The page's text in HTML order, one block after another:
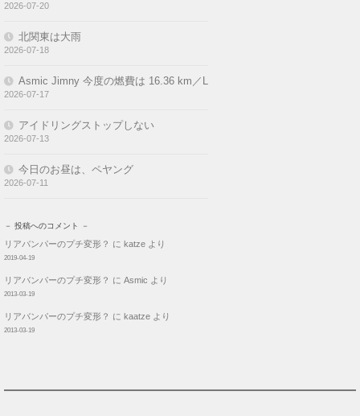
2026-07-20
北関東は大雨
2026-07-18
Asmic Jimny 今度の燃費は 16.36 km／L
2026-07-17
アイドリングストップしない
2026-07-13
今日のお昼は、ペヤング
2026-07-11
－ 投稿へのコメント －
リアバンパーのプチ変形？ に katze より
2019-04-19
リアバンパーのプチ変形？ に Asmic より
2013-03-19
リアバンパーのプチ変形？ に kaatze より
2013-03-19